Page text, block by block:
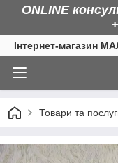
ONLINE
Інтернет-магазин
Товари та